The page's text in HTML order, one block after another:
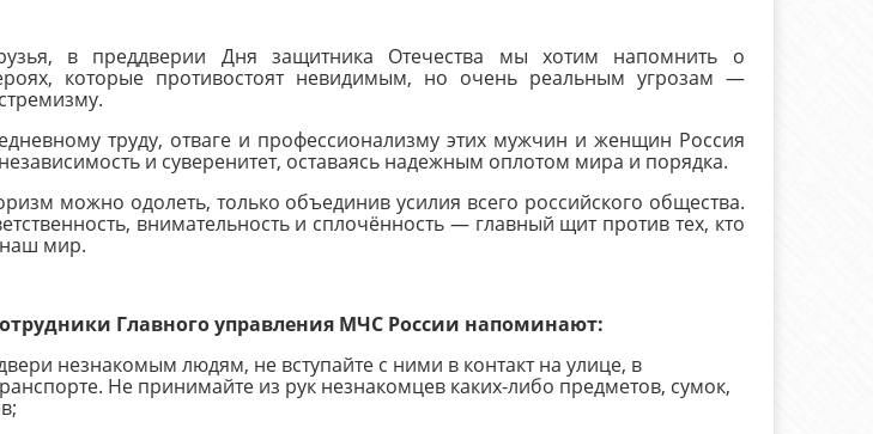
в преддверии Дня защитника Отечества мы хотим напомнить о
которые противостоят невидимым, но очень реальным угрозам —
труду, отваге и профессионализму этих мужчин и женщин Россия
и суверенитет, оставаясь надежным оплотом мира и порядка.
можно одолеть, только объединив усилия всего российского общества.
внимательность и сплочённость — главный щит против тех, кто
мир.
Главного управления МЧС России напоминают:
незнакомым людям, не вступайте с ними в контакт на улице, в
Не принимайте из рук незнакомцев каких-либо предметов, сумок,